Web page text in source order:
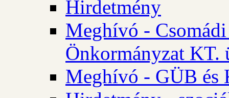
Hirdetmény
Meghívó -
Önkormányzat KT.
Meghívó - GÜB és